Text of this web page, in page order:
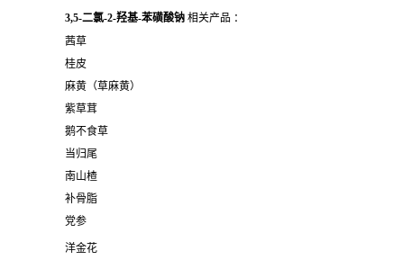
3,5-二氯-2-羟基-苯磺酸钠 相关产品 ：
茜草
桂皮
麻黄（草麻黄）
紫草茸
鹅不食草
当归尾
南山楂
补骨脂
党参
洋金花